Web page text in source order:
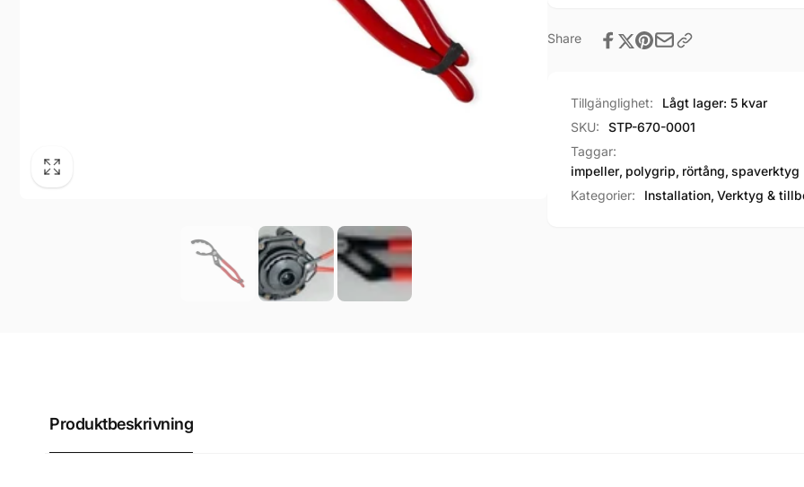
Share
Tillgänglighet:
Lågt lager: 5 kvar
SKU:
STP-670-0001
Taggar:
impeller, polygrip, rörtång, spaverktyg
Kategorier:
Installation, Verktyg &
Produktbeskrivning